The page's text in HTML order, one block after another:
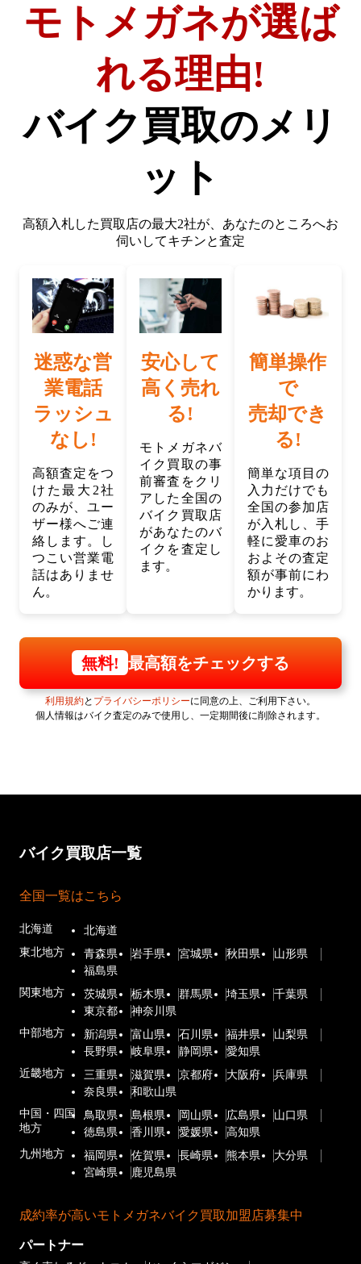
モトメガネが選ば
れる理由!
バイク買取のメリ
ット
高額入札した買取店の最大2社が、 あなたのところへお
伺いしてキチンと査定
迷惑な営
業電話
ラッシュ
なし!
高額査定をつ
けた最大2社
のみが、ユー
ザー様へご連
絡します。し
つこい営業電
話はありませ
ん。
安心して
高く売れ
る!
モトメガネバ
イク買取の事
前審査をクリ
アした全国の
バイク買取店
があなたのバ
イクを査定し
ます。
簡単操作
で
売却でき
る!
簡単な項目の
入力だけでも
全国の参加店
が入札し、手
軽に愛車のお
およその査定
額が事前にわ
かります。
無料! 最高額をチェックする
利用規約と プライバシーポリシーに同意の上、ご利用下さい。
個人情報はバイク査定のみで使用し、一定期間後に削除されます。
バイク買取店一覧
全国一覧はこちら
北海道
北海道
東北地方
青森県 岩手県 宮城県 秋田県
山形県
福島県
関東地方
茨城県 栃木県 群馬県 埼玉県
千葉県
東京都
神奈川県
中部地方
新潟県 富山県 石川県 福井県
山梨県
長野県
岐阜県 静岡県
愛知県
近畿地方
三重県 滋賀県 京都府 大阪府
兵庫県
奈良県
和歌山県
中国・四国
地方
鳥取県 島根県 岡山県 広島県
山口県
徳島県
香川県 愛媛県
高知県
九州地方
福岡県 佐賀県 長崎県 熊本県
大分県
宮崎県
鹿児島県
成約率が高いモトメガネバイク買取加盟店募集中
パートナー